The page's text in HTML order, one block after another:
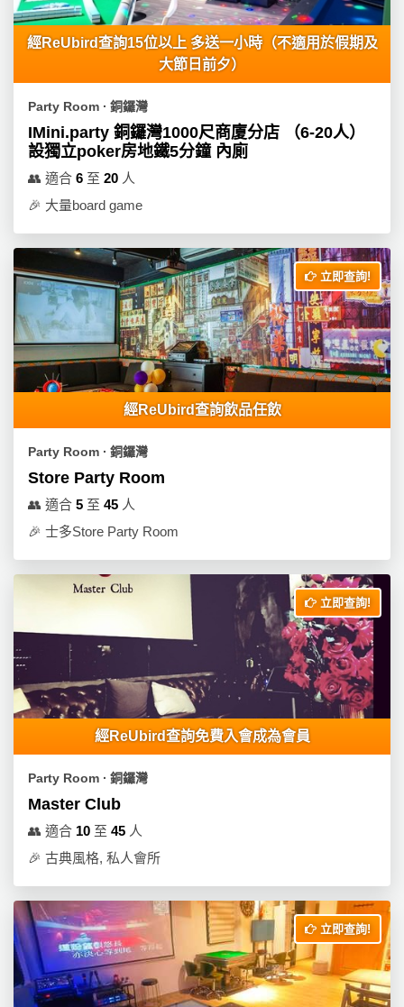
經ReUbird查詢15位以上 多送一小時（不適用於假期及
大節日前夕）
Party Room ∙ 銅鑼灣
IMini.party 銅鑼灣1000尺商廈分店 （6-20人）
設獨立poker房地鐵5分鐘 內廁
👥 適合 6 至 20 人
🎉 大量board game
立即查詢!
經ReUbird查詢飲品任飲
Party Room ∙ 銅鑼灣
Store Party Room
👥 適合 5 至 45 人
🎉 士多Store Party Room
立即查詢!
經ReUbird查詢免費入會成為會員
Party Room ∙ 銅鑼灣
Master Club
👥 適合 10 至 45 人
🎉 古典風格, 私人會所
立即查詢!